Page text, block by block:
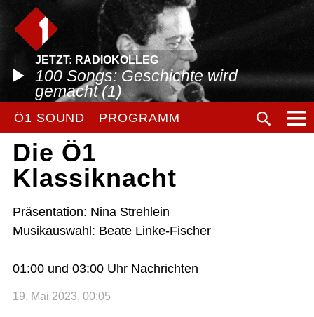
JETZT: RADIOKOLLEG
100 Songs: Geschichte wird
gemacht (1)
Ö1 SOUND PROGRAMM
Die Ö1
Klassiknacht
Präsentation: Nina Strehlein
Musikauswahl: Beate Linke-Fischer
01:00 und 03:00 Uhr Nachrichten
19. Mai 2023, 00:05